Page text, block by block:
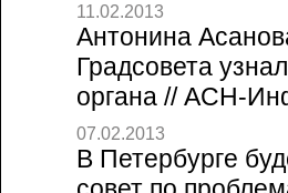
11.02.2013
Антонина
Градсовета
органа // АСН-
07.02.2013
В Петербурге